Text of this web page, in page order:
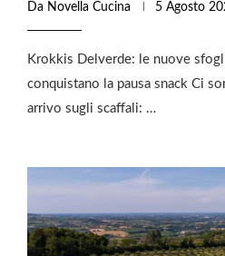
Da Novella Cucina 5 Agosto
Krokkis Delverde: le nuove
conquistano la pausa snack Ci
arrivo sugli scaffali: …